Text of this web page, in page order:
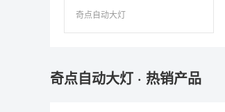
奇点自动大灯
奇点自动大灯 · 热销产品